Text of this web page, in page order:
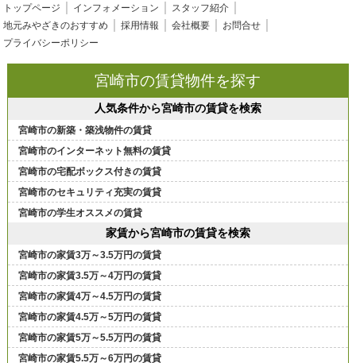
トップページ インフォメーション
スタッフ紹介
地元みやざきのおすすめ
採用情報 会社概要
お問合せ
プライバシーポリシー
宮崎市の賃貸物件を探す
人気条件から宮崎市の賃貸を検索
宮崎市の新築・築浅物件の賃貸
宮崎市のインターネット無料の賃貸
宮崎市の宅配ボックス付きの賃貸
宮崎市のセキュリティ充実の賃貸
宮崎市の学生オススメの賃貸
家賃から宮崎市の賃貸を検索
宮崎市の家賃3万～3.5万円の賃貸
宮崎市の家賃3.5万～4万円の賃貸
宮崎市の家賃4万～4.5万円の賃貸
宮崎市の家賃4.5万～5万円の賃貸
宮崎市の家賃5万～5.5万円の賃貸
宮崎市の家賃5.5万～6万円の賃貸